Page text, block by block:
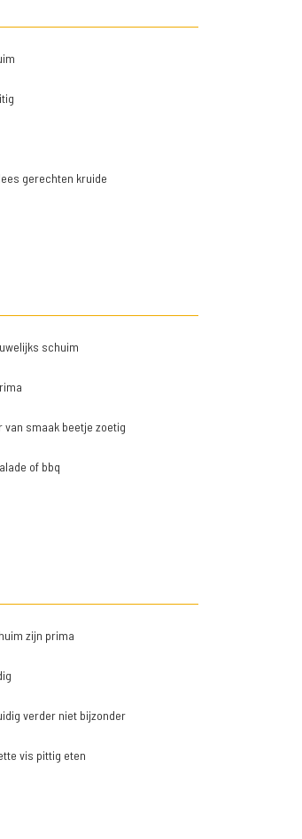
gerechten kruide
schuim
van smaak beetje zoetig
of bbq
zijn prima
verder niet bijzonder
vis pittig eten